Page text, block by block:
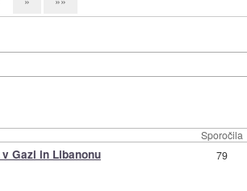
Sporočila
Gazi in Libanonu 79